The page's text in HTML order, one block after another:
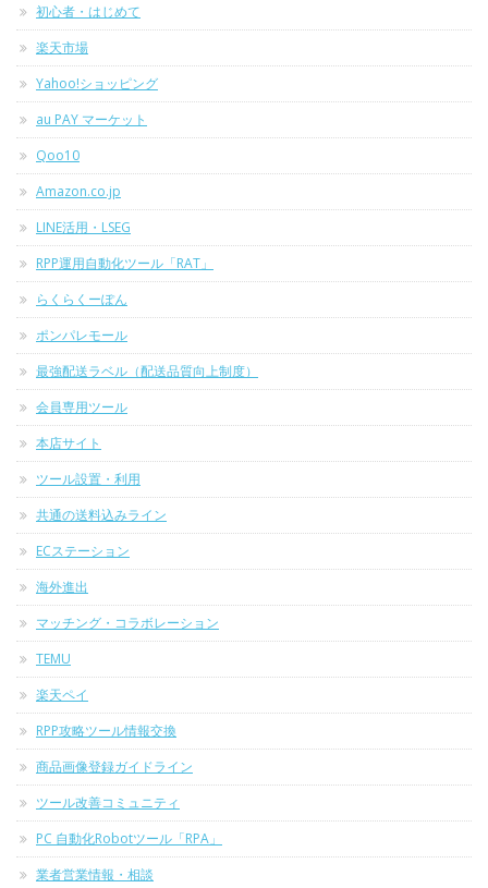
初心者・はじめて
楽天市場
Yahoo!ショッピング
au PAY マーケット
Qoo10
Amazon.co.jp
LINE活用・LSEG
RPP運用自動化ツール「RAT」
らくらくーぽん
ポンパレモール
最強配送ラベル（配送品質向上制度）
会員専用ツール
本店サイト
ツール設置・利用
共通の送料込みライン
ECステーション
海外進出
マッチング・コラボレーション
TEMU
楽天ペイ
RPP攻略ツール情報交換
商品画像登録ガイドライン
ツール改善コミュニティ
PC 自動化Robotツール「RPA」
業者営業情報・相談